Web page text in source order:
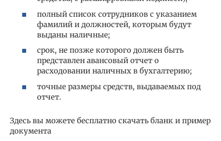
полный список сотрудников с указанием
фамилий и должностей, которым будут
выданы наличные;
срок, не позже которого должен быть
представлен авансовый отчет о
расходовании наличных в бухгалтерию;
точные размеры средств, выдаваемых под
отчет.
Здесь вы можете бесплатно скачать бланк и пример
документа